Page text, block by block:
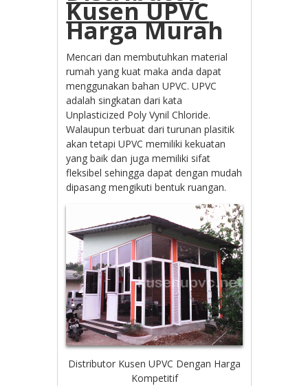
Kusen UPVC
Harga Murah
Mencari dan membutuhkan material
rumah yang kuat maka anda dapat
menggunakan bahan UPVC. UPVC
adalah singkatan dari kata
Unplasticized Poly Vynil Chloride.
Walaupun terbuat dari turunan plasitik
akan tetapi UPVC memiliki kekuatan
yang baik dan juga memiliki sifat
fleksibel sehingga dapat dengan mudah
dipasang mengikuti bentuk ruangan.
Distributor Kusen UPVC Dengan Harga
Kompetitif